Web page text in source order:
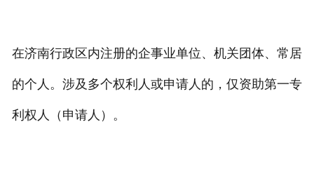
在济南行政区内注册的企事业单位、机关团体、常居
的个人。涉及多个权利人或申请人的，仅资助第一专
利权人（申请人）。